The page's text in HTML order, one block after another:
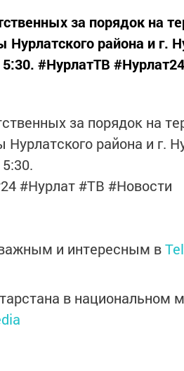
за порядок на
Нурлатского района и
#НурлатТВ
за порядок на
Нурлатского района и г.
#Нурлат #ТВ #Новости
и интересным в
в национальном